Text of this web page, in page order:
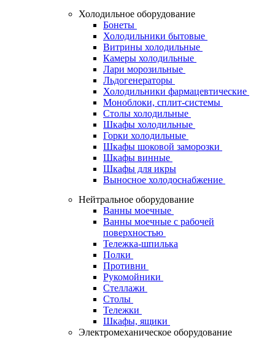
Холодильное оборудование
Бонеты
Холодильники бытовые
Витрины холодильные
Камеры холодильные
Лари морозильные
Льдогенераторы
Холодильники фармацевтические
Моноблоки, сплит-системы
Столы холодильные
Шкафы холодильные
Горки холодильные
Шкафы шоковой заморозки
Шкафы винные
Шкафы для икры
Выносное холодоснабжение
Нейтральное оборудование
Ванны моечные
Ванны моечные с рабочей
поверхностью
Тележка-шпилька
Полки
Противни
Рукомойники
Стеллажи
Столы
Тележки
Шкафы, ящики
Электромеханическое оборудование